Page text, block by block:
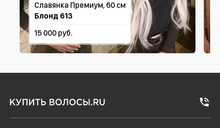
Славянка Премиум, 60 см
Блонд 613
15 000 руб.